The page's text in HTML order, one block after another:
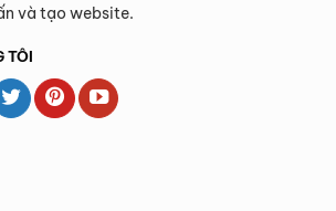
và tạo website.
TÔI